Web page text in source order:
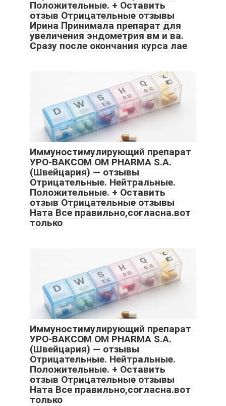
Положительные. + Оставить
отзыв Отрицательные отзывы
Ирина Принимала препарат для
увеличения эндометрия вм и ва.
Сразу после окончания курса лае
Иммуностимулирующий препарат
УРО-ВАКСОМ OM PHARMA S.A.
(Швейцария) — отзывы
Отрицательные. Нейтральные.
Положительные. + Оставить
отзыв Отрицательные отзывы
Ната Все правильно,согласна.вот
только
Иммуностимулирующий препарат
УРО-ВАКСОМ OM PHARMA S.A.
(Швейцария) — отзывы
Отрицательные. Нейтральные.
Положительные. + Оставить
отзыв Отрицательные отзывы
Ната Все правильно,согласна.вот
только